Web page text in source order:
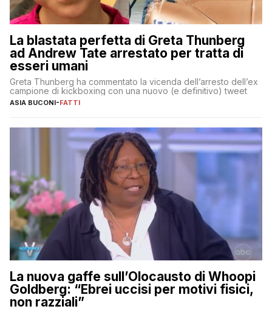
La blastata perfetta di Greta Thunberg
ad Andrew Tate arrestato per tratta di
esseri umani
Greta Thunberg ha commentato la vicenda dell’arresto dell’ex
campione di kickboxing con una nuovo (e definitivo) tweet
ASIA BUCONI-FATTI
La nuova gaffe sull’Olocausto di Whoopi
Goldberg: “Ebrei uccisi per motivi fisici,
non razziali”